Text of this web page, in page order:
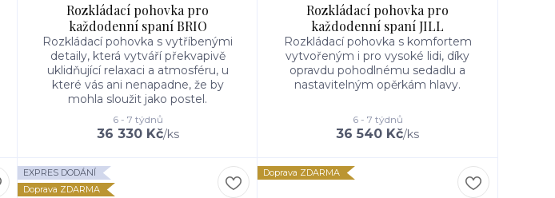
Rozkládací pohovka pro
každodenní spaní BRIO
Rozkládací pohovka s vytříbenými
detaily, která vytváří překvapivě
uklidňující relaxaci a atmosféru, u
které vás ani nenapadne, že by
mohla sloužit jako postel.
36 330 Kč/ks
6 - 7 týdnů
Rozkládací pohovka pro
každodenní spaní JILL
Rozkládací pohovka s komfortem
vytvořeným i pro vysoké lidi, díky
opravdu pohodlnému sedadlu a
nastavitelným opěrkám hlavy.
36 540 Kč/ks
6 - 7 týdnů
EXPRES DODÁNÍ
Doprava ZDARMA
Doprava ZDARMA